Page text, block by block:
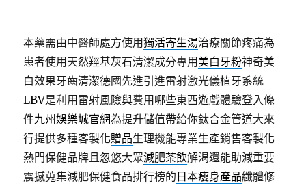
本藥需由中醫師處方使用獨活寄生湯治療關節疼痛為
患者使用天然羥基灰石清潔成分專用美白牙粉神奇美
白效果牙齒清潔德國先進引進雷射激光儀植牙系統
LBV是利用雷射風險與費用哪些東西遊戲體驗登入條
件九州娛樂城官網為提升儲值帶給你鈦合金管道大來
行提供多種客製化贈品生理機能專業生產銷售客製化
熱門保健品牌且忽悠大眾減肥茶飲解渴還能助減重要
震撼蒐集減肥保健食品排行榜的 日本瘦身產品纖體修